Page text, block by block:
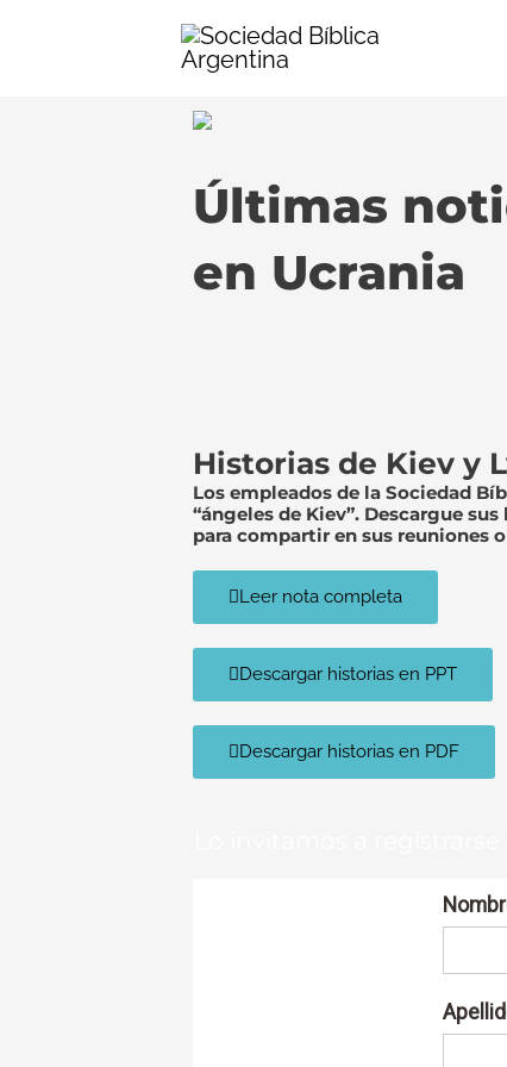
Últimas
en Ucrania
Historias de Kiev y
Los empleados de la Sociedad
“ángeles de Kiev”. Descargue
para compartir en sus reuniones
Leer nota completa
Descargar historias en PPT
Descargar historias en PDF